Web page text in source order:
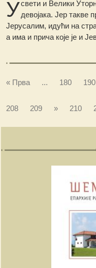
Усвети и Велики
девојака. Јер такве
Јерусалим, идући на
а има и прича које је и
« Прва ... 180 190
208
209 » 210